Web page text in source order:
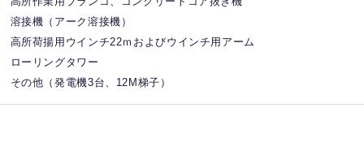
溶接機（アーク溶接機）
高所荷揚用ウインチ22ｍおよびウインチ用アーム
ローリングタワー
その他（発電機3台、12M梯子）